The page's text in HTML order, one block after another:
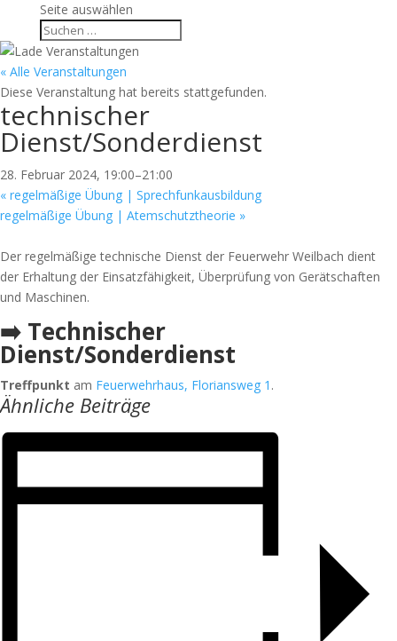
Seite auswählen
« Alle Veranstaltungen
Diese Veranstaltung hat bereits stattgefunden.
technischer
Dienst/Sonderdienst
28. Februar 2024, 19:00–21:00
« regelmäßige Übung | Sprechfunkausbildung
regelmäßige Übung | Atemschutztheorie »
Der regelmäßige technische Dienst der Feuerwehr Weilbach dient
der Erhaltung der Einsatzfähigkeit, Überprüfung von Gerätschaften
und Maschinen.
➡️ Technischer
Dienst/Sonderdienst
Treffpunkt am Feuerwehrhaus, Floriansweg 1 .
Ähnliche Beiträge